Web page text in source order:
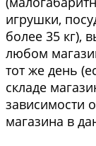
игрушки,
более 35 кг),
любом
тот же день
складе
зависимости
магазина в